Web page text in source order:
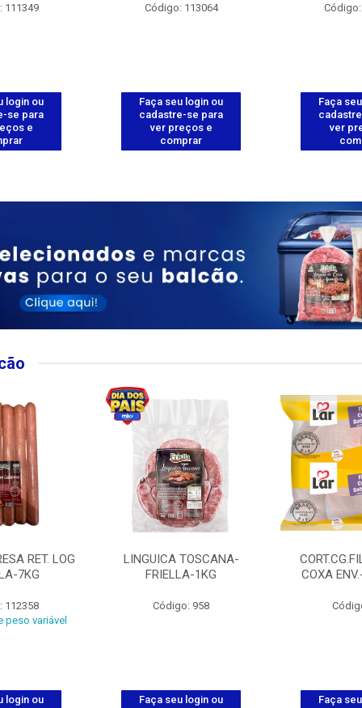
111349
login ou
se para
e
Código: 113064
Faça seu login ou
cadastre-se para
ver preços e
comprar
Código:
Faça
ver
RET. LOG
7KG
112358
peso variável
login ou
LINGUICA TOSCANA-
FRIELLA-1KG
Código: 958
Faça seu login ou
COXA
Faça